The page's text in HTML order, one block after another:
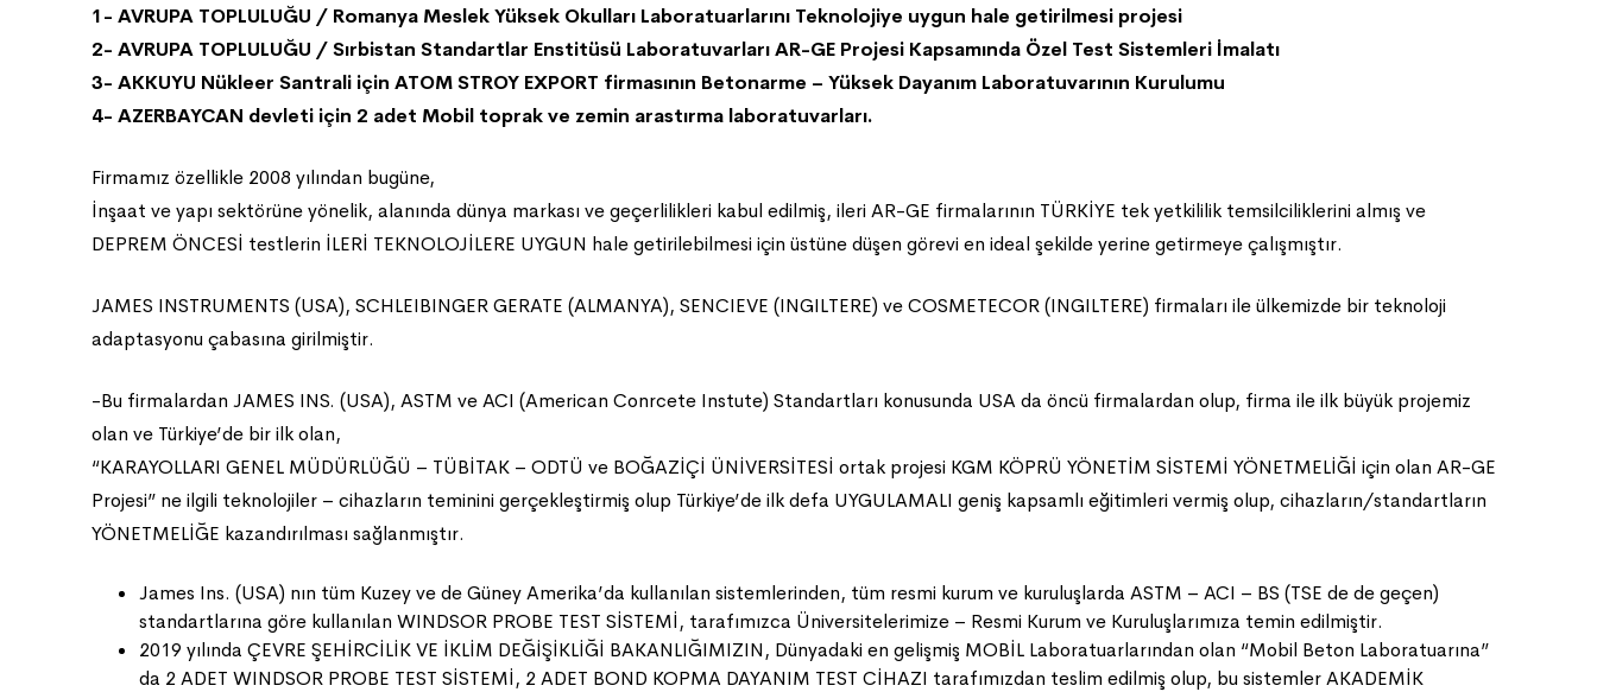
1- AVRUPA TOPLULUĞU / Romanya Meslek Yüksek Okulları Laboratuarlarını Teknolojiye uygun hale getirilmesi projesi
2- AVRUPA TOPLULUĞU / Sırbistan Standartlar Enstitüsü Laboratuvarları AR-GE Projesi Kapsamında Özel Test Sistemleri İmalatı
3- AKKUYU Nükleer Santrali için ATOM STROY EXPORT firmasının Betonarme – Yüksek Dayanım Laboratuvarının Kurulumu
4- AZERBAYCAN devleti için 2 adet Mobil toprak ve zemin arastırma laboratuvarları.
Firmamız özellikle 2008 yılından bugüne,
İnşaat ve yapı sektörüne yönelik, alanında dünya markası ve geçerlilikleri kabul edilmiş, ileri AR-GE firmalarının TÜRKİYE tek yetkililik temsilciliklerini almış ve
DEPREM ÖNCESİ testlerin İLERİ TEKNOLOJİLERE UYGUN hale getirilebilmesi için üstüne düşen görevi en ideal şekilde yerine getirmeye çalışmıştır.
JAMES INSTRUMENTS (USA), SCHLEIBINGER GERATE (ALMANYA), SENCIEVE (INGILTERE) ve COSMETECOR (INGILTERE) firmaları ile ülkemizde bir teknoloji
adaptasyonu çabasına girilmiştir.
-Bu firmalardan JAMES INS. (USA), ASTM ve ACI (American Conrcete Instute) Standartları konusunda USA da öncü firmalardan olup, firma ile ilk büyük projemiz
olan ve Türkiye’de bir ilk olan,
“KARAYOLLARI GENEL MÜDÜRLÜĞÜ – TÜBİTAK – ODTÜ ve BOĞAZİÇİ ÜNİVERSİTESİ ortak projesi KGM KÖPRÜ YÖNETİM SİSTEMİ YÖNETMELİĞİ için olan AR-GE
Projesi” ne ilgili teknolojiler – cihazların teminini gerçekleştirmiş olup Türkiye’de ilk defa UYGULAMALI geniş kapsamlı eğitimleri vermiş olup, cihazların/standartların
YÖNETMELİĞE kazandırılması sağlanmıştır.
James Ins. (USA) nın tüm Kuzey ve de Güney Amerika’da kullanılan sistemlerinden, tüm resmi kurum ve kuruluşlarda ASTM – ACI – BS (TSE de de geçen)
standartlarına göre kullanılan WINDSOR PROBE TEST SİSTEMİ, tarafımızca Üniversitelerimize – Resmi Kurum ve Kuruluşlarımıza temin edilmiştir.
2019 yılında ÇEVRE ŞEHİRCİLİK VE İKLİM DEĞİŞİKLİĞİ BAKANLIĞIMIZIN, Dünyadaki en gelişmiş MOBİL Laboratuarlarından olan “Mobil Beton Laboratuarına”
da 2 ADET WINDSOR PROBE TEST SİSTEMİ, 2 ADET BOND KOPMA DAYANIM TEST CİHAZI tarafımızdan teslim edilmiş olup, bu sistemler AKADEMİK